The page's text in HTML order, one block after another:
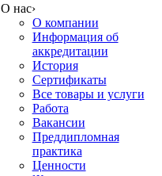
О нас›
О компании
Информация об
аккредитации
История
Сертификаты
Все товары и услуги
Работа
Вакансии
Преддипломная
практика
Ценности